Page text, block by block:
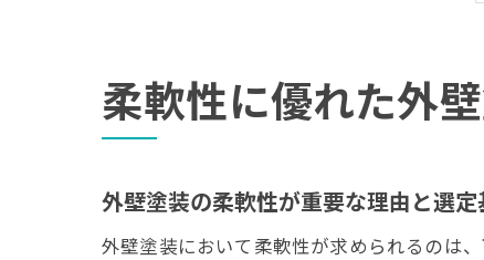
柔軟性に優れた外
外壁塗装の柔軟性が重要な理由と選定
外壁塗装において柔軟性が求められるのは